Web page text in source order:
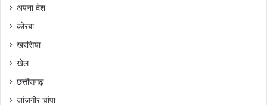
अपना देश
कोरबा
खरसिया
खेल
छत्तीसगढ़
जांजगीर चांपा